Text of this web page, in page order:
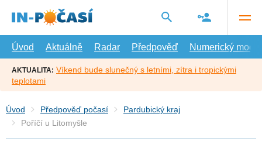
hlavní
Úvod
Aktuálně Radar Předpověď Numerický model
AKTUALITA: Víkend bude slunečný s letními, zítra i tropickými
teplotami
Úvod Předpověď počasí
Pardubický kraj
Poříčí u Litomyšle